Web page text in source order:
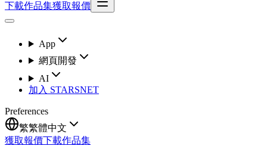
下載作品集獲取報價
App
網頁開發
AI
加入 STARSNET
Preferences
繁繁體中文
獲取報價下載作品集